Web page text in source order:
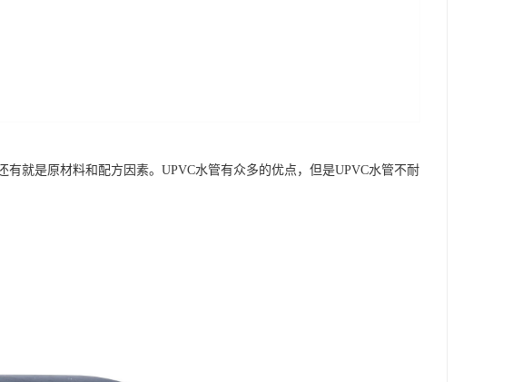
就是原材料和配方因素。UPVC水管有众多的优点，但是UPVC水管不耐